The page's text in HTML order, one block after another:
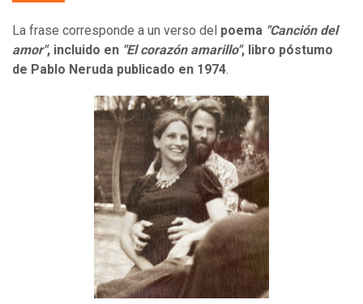
La frase corresponde a un verso del poema "Canción del
amor", incluido en "El corazón amarillo", libro póstumo
de Pablo Neruda publicado en 1974.